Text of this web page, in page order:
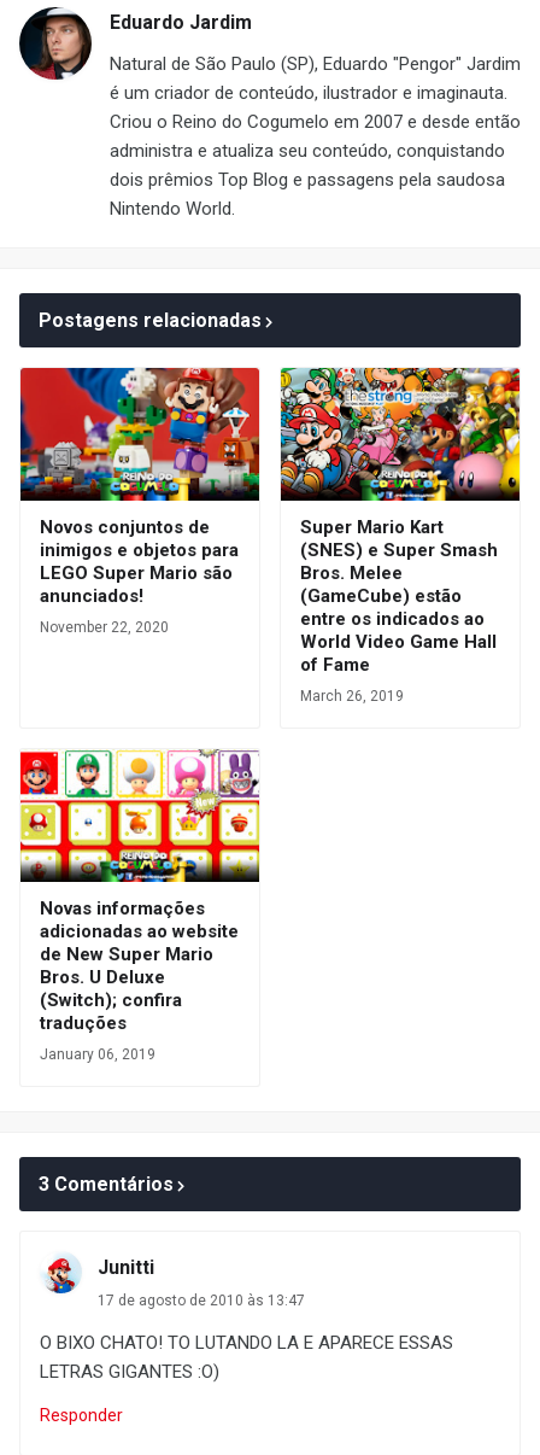
Eduardo Jardim
Natural de São Paulo (SP), Eduardo "Pengor" Jardim
é um criador de conteúdo, ilustrador e imaginauta.
Criou o Reino do Cogumelo em 2007 e desde então
administra e atualiza seu conteúdo, conquistando
dois prêmios Top Blog e passagens pela saudosa
Nintendo World.
Postagens relacionadas
Novos conjuntos de
inimigos e objetos para
LEGO Super Mario são
anunciados!
November 22, 2020
Super Mario Kart
(SNES) e Super Smash
Bros. Melee
(GameCube) estão
entre os indicados ao
World Video Game Hall
of Fame
March 26, 2019
Novas informações
adicionadas ao website
de New Super Mario
Bros. U Deluxe
(Switch); confira
traduções
January 06, 2019
3 Comentários
Junitti
17 de agosto de 2010 às 13:47
O BIXO CHATO! TO LUTANDO LA E APARECE ESSAS
LETRAS GIGANTES :O)
Responder